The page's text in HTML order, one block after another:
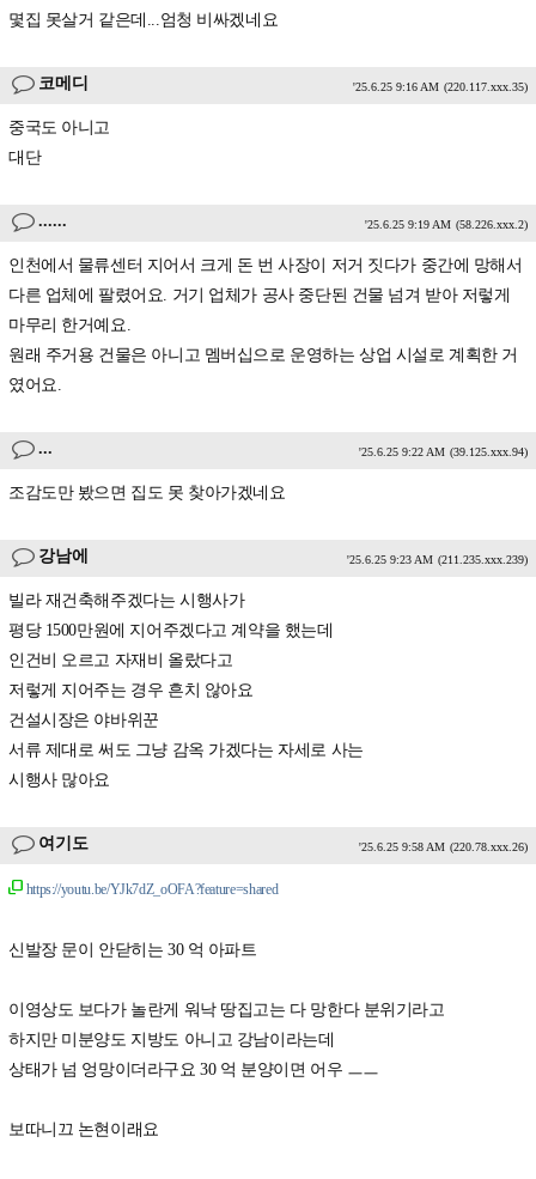
몇집 못살거 같은데...엄청 비싸겠네요
코메디 '25.6.25 9:16 AM (220.117.xxx.35)
중국도 아니고
대단
...... '25.6.25 9:19 AM (58.226.xxx.2)
인천에서 물류센터 지어서 크게 돈 번 사장이 저거 짓다가 중간에 망해서
다른 업체에 팔렸어요. 거기 업체가 공사 중단된 건물 넘겨 받아 저렇게
마무리 한거예요.
원래 주거용 건물은 아니고 멤버십으로 운영하는 상업 시설로 계획한 거
였어요.
... '25.6.25 9:22 AM (39.125.xxx.94)
조감도만 봤으면 집도 못 찾아가겠네요
강남에 '25.6.25 9:23 AM (211.235.xxx.239)
빌라 재건축해주겠다는 시행사가
평당 1500만원에 지어주겠다고 계약을 했는데
인건비 오르고 자재비 올랐다고
저렇게 지어주는 경우 흔치 않아요
건설시장은 야바위꾼
서류 제대로 써도 그냥 감옥 가겠다는 자세로 사는
시행사 많아요
여기도 '25.6.25 9:58 AM (220.78.xxx.26)
https://youtu.be/YJk7dZ_oOFA?feature=shared
신발장 문이 안닫히는 30 억 아파트
이영상도 보다가 놀란게 워낙 땅집고는 다 망한다 분위기라고
하지만 미분양도 지방도 아니고 강남이라는데
상태가 넘 엉망이더라구요 30 억 분양이면 어우 ㅡㅡ
보따니끄 논현이래요